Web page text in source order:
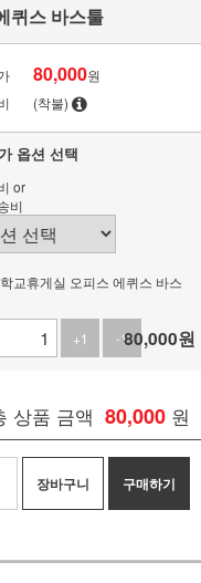
퀴스 바스툴
80,000원
(착불)
옵션 선택
or
비
교휴게실 오피스 에퀴스 바스
+1
-180,000원
상품 금액 80,000 원
장바구니 구매하기